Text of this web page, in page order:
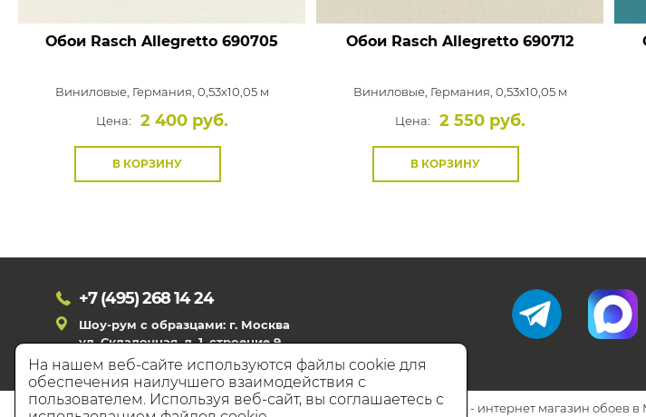
Обои Rasch Allegretto 690705
Виниловые, Германия, 0,53x10,05 м
Цена:
2 400 руб.
В КОРЗИНУ
Обои Rasch Allegretto 690712
Виниловые, Германия, 0,53x10,05 м
Цена:
2 550 руб.
В КОРЗИНУ
+7 (495)268 14 24
Шоу-рум с образцами: г. Москва
ул. Складочная, д. 1, строение 9
© 2026 Walls.ru - интернет магазин обоев в
На нашем веб-сайте используются файлы cookie для
обеспечения наилучшего взаимодействия с
пользователем. Используя веб-сайт, вы соглашаетесь с